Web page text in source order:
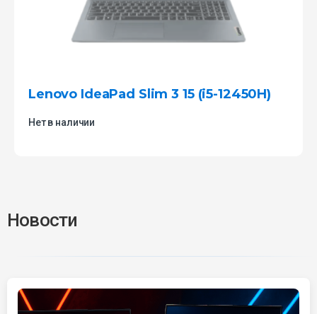
Lenovo IdeaPad Slim 3 15 (i5-12450H)
Нет в наличии
Новости